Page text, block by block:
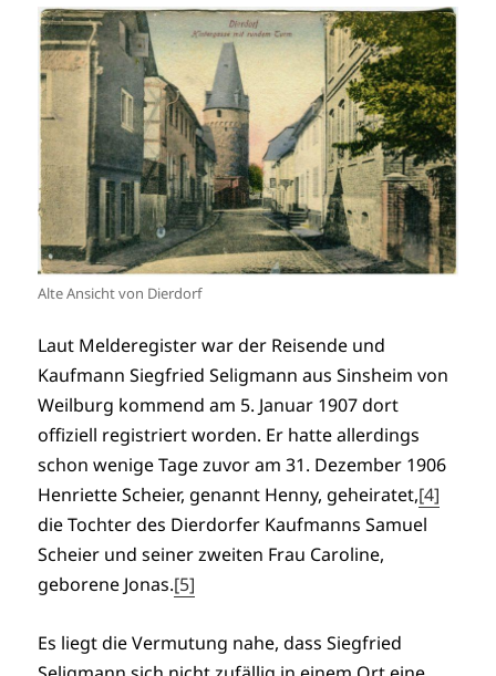
Alte Ansicht von Dierdorf
Laut Melderegister war der Reisende und
Kaufmann Siegfried Seligmann aus Sinsheim von
Weilburg kommend am 5. Januar 1907 dort
offiziell registriert worden. Er hatte allerdings
schon wenige Tage zuvor am 31. Dezember 1906
Henriette Scheier, genannt Henny, geheiratet,[4]
die Tochter des Dierdorfer Kaufmanns Samuel
Scheier und seiner zweiten Frau Caroline,
geborene Jonas.[5]
Es liegt die Vermutung nahe, dass Siegfried